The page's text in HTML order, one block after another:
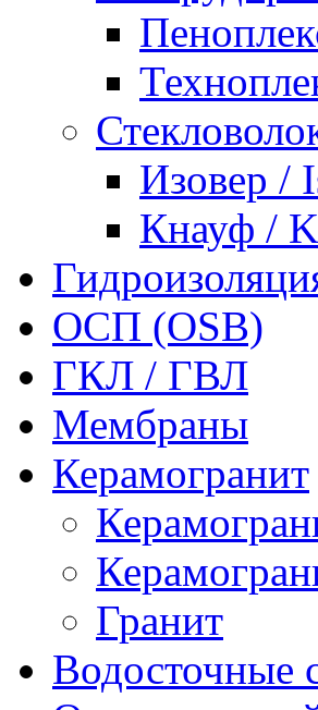
Изовер /
Кнауф /
ОСП (OSB)
ГКЛ / ГВЛ
Мембраны
Керамогранит
Гранит
Водосточные